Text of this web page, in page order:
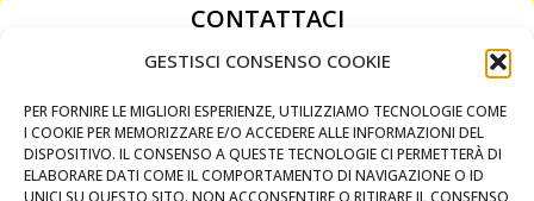
GESTISCI CONSENSO COOKIE
PER FORNIRE LE MIGLIORI ESPERIENZE, UTILIZZIAMO TECNOLOGIE COME
I COOKIE PER MEMORIZZARE E/O ACCEDERE ALLE INFORMAZIONI DEL
DISPOSITIVO. IL CONSENSO A QUESTE TECNOLOGIE CI PERMETTERÀ DI
ELABORARE DATI COME IL COMPORTAMENTO DI NAVIGAZIONE O ID
UNICI SU QUESTO SITO. NON ACCONSENTIRE O RITIRARE IL CONSENSO
CONTATTACI
349 3863811
chiavicodificate@gmail.com
Privacy Policy